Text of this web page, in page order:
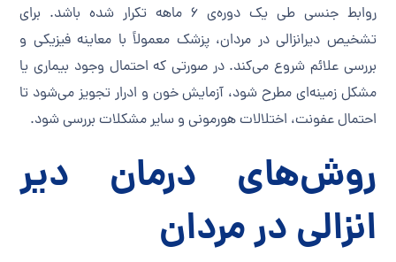
روابط جنسی طی یک دوره‌ی ۶ ماهه تکرار شده باشد. برای
تشخیص دیرانزالی در مردان، پزشک معمولاً با معاینه فیزیکی و
بررسی علائم شروع می‌کند. در صورتی که احتمال وجود بیماری یا
مشکل زمینه‌ای مطرح شود، آزمایش خون و ادرار تجویز می‌شود تا
احتمال عفونت، اختلالات هورمونی و سایر مشکلات بررسی شود.
روش‌های درمان دیر
انزالی در مردان